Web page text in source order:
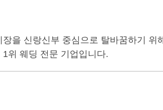
을 신랑신부 중심으로 탈바꿈하기 위
위 웨딩 전문 기업입니다.